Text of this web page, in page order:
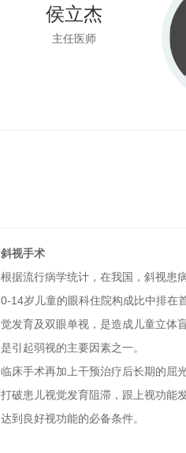
侯立杰
主任医师
斜视手术
根据流行病学统计，在我国，斜视患
0-14岁儿童的眼科住院构成比中排在
觉发育及双眼单视，是造成儿童立体
是引起弱视的主要因素之一。
临床手术再加上干预治疗后长期的屈
打破患儿视觉发育阻滞，跟上视功能
达到良好视功能的必备条件。